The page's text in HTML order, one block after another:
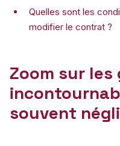
Quelles sont les
modifier le contrat ?
Zoom sur
souvent